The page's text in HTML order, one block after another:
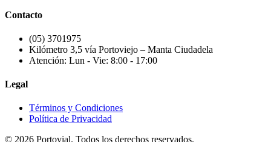
Contacto
(05) 3701975
Kilómetro 3,5 vía Portoviejo – Manta Ciudadela
Atención: Lun - Vie: 8:00 - 17:00
Legal
Términos y Condiciones
Política de Privacidad
© 2026 Portovial. Todos los derechos reservados.